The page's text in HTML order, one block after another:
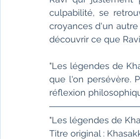
culpabilité, se
croyances d'un
découvrir ce que
"Les légendes de
que l'on persévère.
réflexion
"Les légendes de
Titre original :